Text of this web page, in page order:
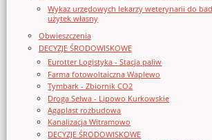
Wykaz urzędowych lekarzy weterynarii do
użytek własny
Obwieszczenia
DECYZJE ŚRODOWISKOWE
Eurotter Logistyka - Stacja paliw
Farma fotowoltaiczna Waplewo
Tymbark - Zbiornik CO2
Droga Selwa - Lipowo Kurkowskie
Agaplast rozbudowa
Kanalizacja Witramowo
DECYZJE ŚRODOWISKOWE